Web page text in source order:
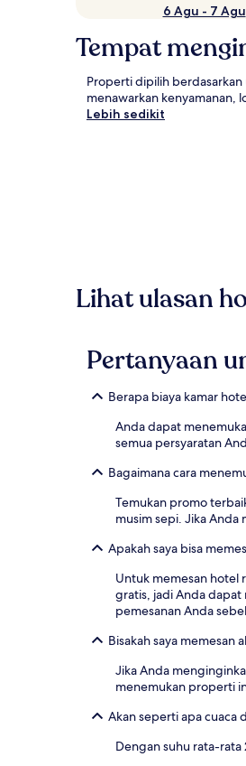
6 Agu - 7 Agu
Tempat
Properti dipilih berdasarkan
menawarkan kenyamanan,
Lebih sedikit
Lihat ulasan
Pertanyaan
Berapa biaya kamar
Anda dapat
semua persyaratan
Bagaimana cara
Temukan promo
musim sepi. Jika Anda
Apakah saya bisa
Untuk memesan hotel
gratis, jadi Anda dapat
pemesanan Anda
Bisakah saya memesan
Jika Anda
menemukan properti
Akan seperti apa cuaca
Dengan suhu rata-